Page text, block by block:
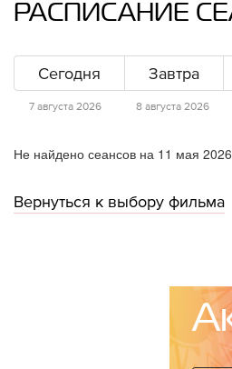
РАСПИСАНИЕ
Сегодня
7 августа 2026
Завтра
8 августа 2026
Не найдено сеансов на 11 мая
Вернуться к выбору фильма